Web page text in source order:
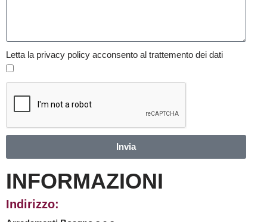
Letta la privacy policy acconsento al trattemento dei dati
Invia
INFORMAZIONI
Indirizzo: